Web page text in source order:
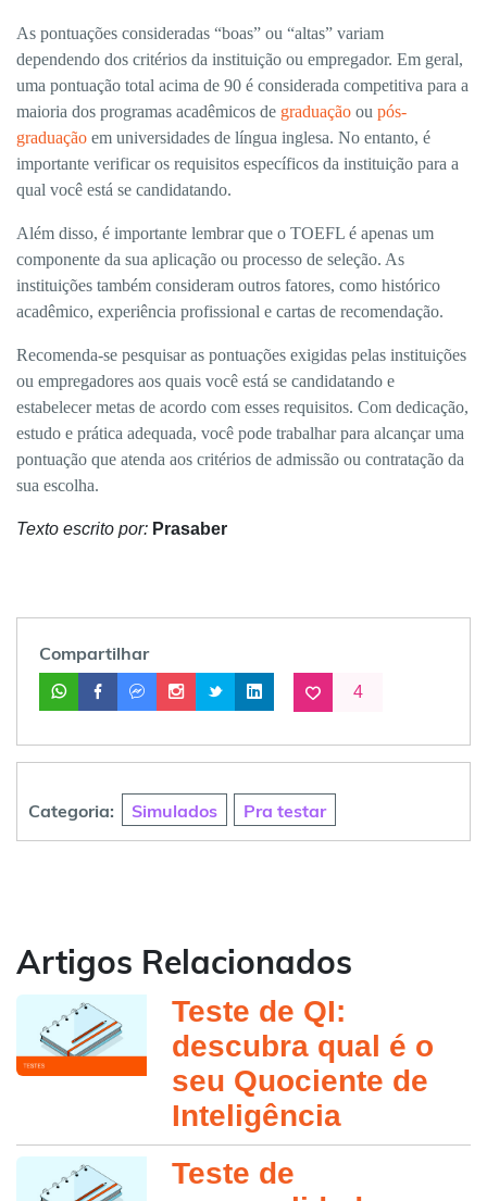
As pontuações consideradas “boas” ou “altas” variam
dependendo dos critérios da instituição ou empregador. Em geral,
uma pontuação total acima de 90 é considerada competitiva para a
maioria dos programas acadêmicos de graduação ou pós-
graduação em universidades de língua inglesa. No entanto, é
importante verificar os requisitos específicos da instituição para a
qual você está se candidatando.
Além disso, é importante lembrar que o TOEFL é apenas um
componente da sua aplicação ou processo de seleção. As
instituições também consideram outros fatores, como histórico
acadêmico, experiência profissional e cartas de recomendação.
Recomenda-se pesquisar as pontuações exigidas pelas instituições
ou empregadores aos quais você está se candidatando e
estabelecer metas de acordo com esses requisitos. Com dedicação,
estudo e prática adequada, você pode trabalhar para alcançar uma
pontuação que atenda aos critérios de admissão ou contratação da
sua escolha.
Texto escrito por: Prasaber
Compartilhar
4
Categoria: Simulados Pra testar
Artigos Relacionados
Teste de QI:
descubra qual é o
seu Quociente de
Inteligência
Teste de